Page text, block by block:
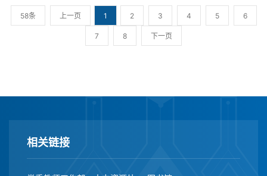
58条 上一页 1 2 3 4 5 6
7 8 下一页
相关链接